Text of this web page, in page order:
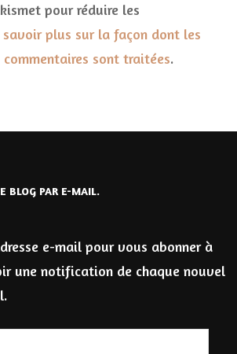
pour réduire les
savoir plus sur la façon dont les
commentaires sont traitées.
BLOG PAR E-MAIL.
e-mail pour vous abonner à
une notification de chaque nouvel